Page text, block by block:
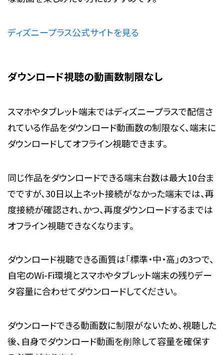
ディズニープラス公式サイトを見る
ダウンロード視聴の動画数制限なし
スマホやタブレット端末ではディズニープラスで配信さ
れている作品をダウンロード動画数の制限なく、端末に
ダウンロードしてオフライン視聴できます。
同じ作品をダウンロードできる端末台数は最大10台ま
でですが、30日以上ネット接続がなかった端末では、再
度接続が確認され、かつ、再度ダウンロードするまでは
オフライン視聴できなくなります。
ダウンロード視聴できる画質は「標準・中・高」の3つで、
自宅のWi-Fi環境とスマホやタブレット端末の残りデー
タ容量に合わせてダウンロードしてください。
ダウンロードできる動画数に制限がないため、視聴した
後、自身でダウンロード動画を削除して容量を確保す